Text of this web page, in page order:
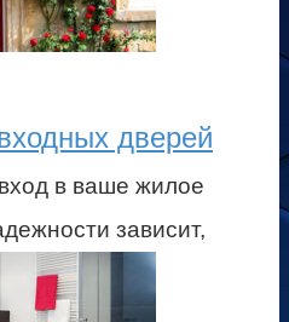
дверей
в ваше жилое
зависит,